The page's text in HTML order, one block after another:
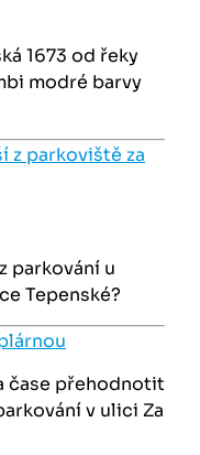
1673 od řeky
modré barvy
z parkoviště za
parkování u
Tepenské?
čase přehodnotit
v ulici Za